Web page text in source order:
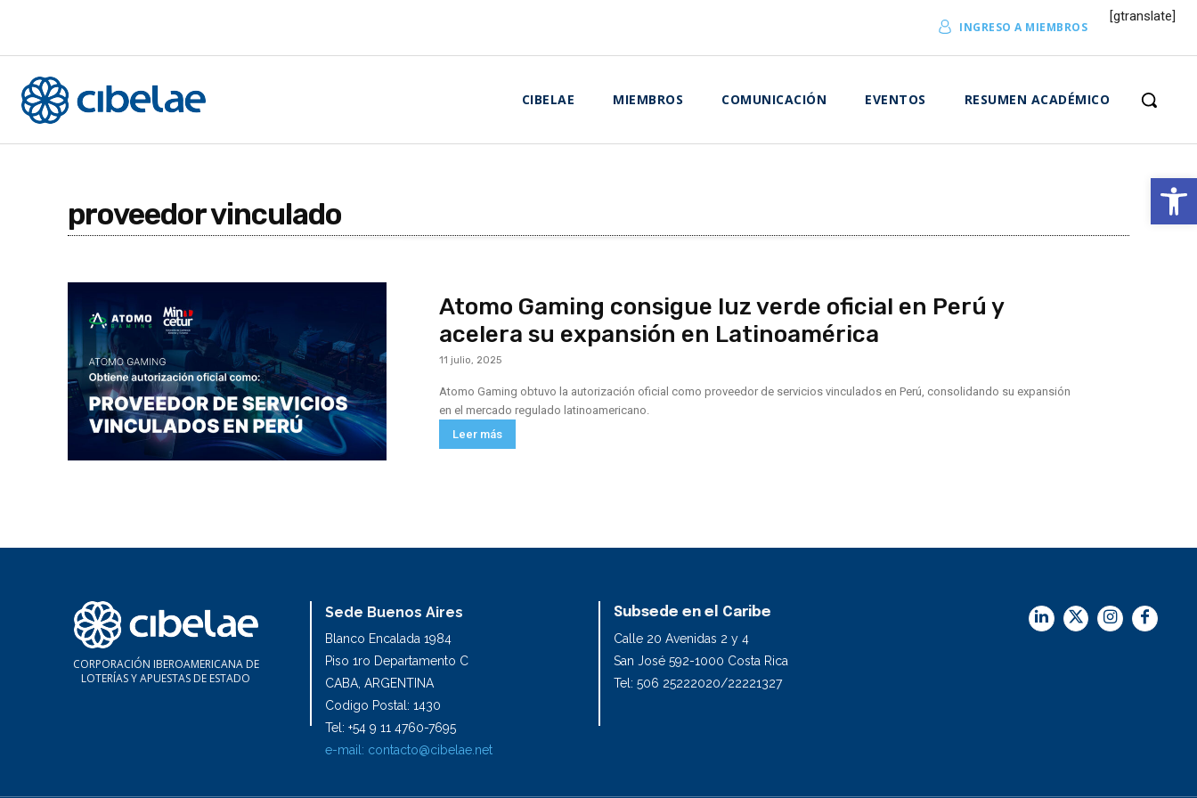
Abrir
INGRESO A MIEMBROS
[gtranslate]
CIBELAE MIEMBROS COMUNICACIÓN EVENTOS RESUMEN ACADÉMICO
proveedor vinculado
Atomo Gaming consigue luz verde oficial en Perú y
acelera su expansión en Latinoamérica
11 julio, 2025
Atomo Gaming obtuvo la autorización oficial como proveedor de servicios vinculados en Perú, consolidando su expansión
en el mercado regulado latinoamericano.
Leer más
CORPORACIÓN IBEROAMERICANA DE
LOTERÍAS Y APUESTAS DE ESTADO
Sede Buenos Aires
Blanco Encalada 1984
Piso 1ro Departamento C
CABA, ARGENTINA
Codigo Postal: 1430
Tel: +54 9 11 4760-7695
e-mail: contacto@cibelae.net
Subsede en el Caribe
Calle 20 Avenidas 2 y 4
San José 592-1000 Costa Rica
Tel: 506 25222020/22221327